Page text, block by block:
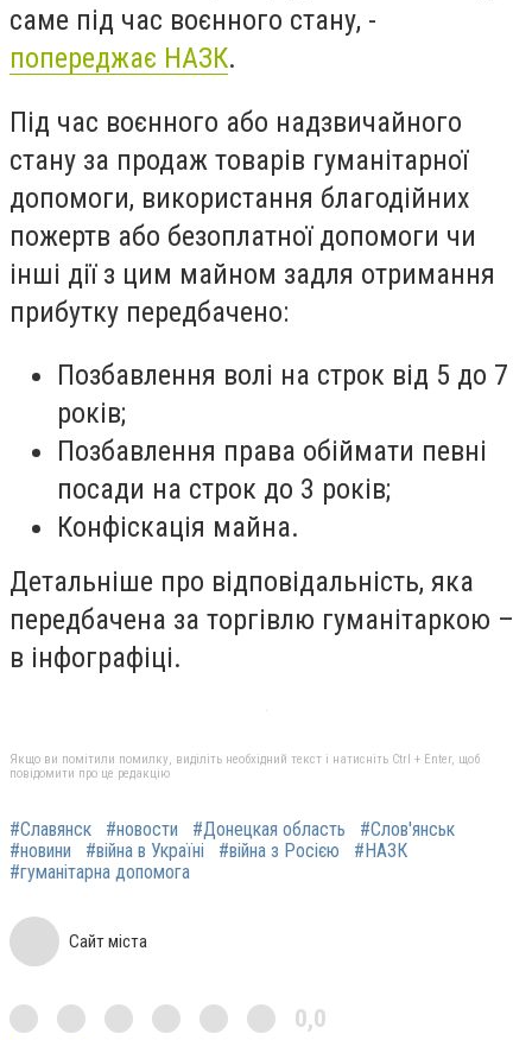
саме під час воєнного стану, -
попереджає НАЗК.
Під час воєнного або надзвичайного
стану за продаж товарів гуманітарної
допомоги, використання благодійних
пожертв або безоплатної допомоги чи
інші дії з цим майном задля отримання
прибутку передбачено:
Позбавлення волі на строк від 5 до 7
років;
Позбавлення права обіймати певні
посади на строк до 3 років;
Конфіскація майна.
Детальніше про відповідальність, яка
передбачена за торгівлю гуманітаркою –
в інфографіці.
Якщо ви помітили помилку, виділіть необхідний текст і натисніть Ctrl + Enter, щоб
повідомити про це редакцію
#Славянск #новости #Донецкая область
#Слов'янськ
#новини
#війна в Україні #війна з Росією
#НАЗК
#гуманітарна допомога
Сайт міста
0,0